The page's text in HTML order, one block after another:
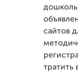
сайтов
тратить